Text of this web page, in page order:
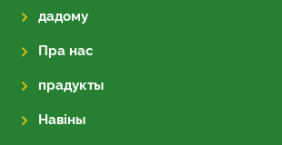
дадому
Пра нас
прадукты
Навіны